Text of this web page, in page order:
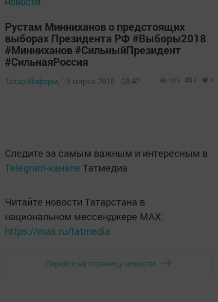
НОВОСТИ
Рустам Минниханов о предстоящих
выборах Президента РФ #Выборы2018
#Минниханов #СильныйПрезидент
#СильнаяРоссия
Татар-Информ, 16 марта 2018 - 08:42 1013 0 0
Следите за самым важным и интересным в
Telegram-канале Татмедиа
Читайте новости Татарстана в
национальном мессенджере MАХ:
https://max.ru/tatmedia
Перейти на страницу новости